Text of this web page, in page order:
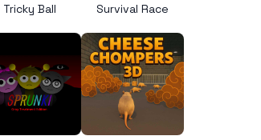
Tricky Ball Survival Race